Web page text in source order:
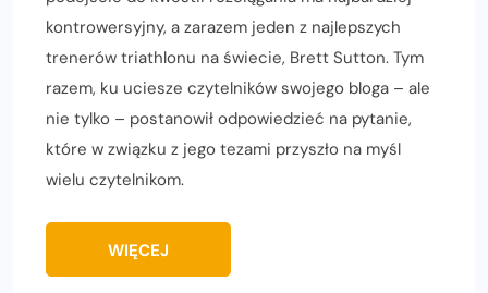
kontrowersyjny, a zarazem jeden z najlepszych
trenerów triathlonu na świecie, Brett Sutton. Tym
razem, ku uciesze czytelników swojego bloga – ale
nie tylko – postanowił odpowiedzieć na pytanie,
które w związku z jego tezami przyszło na myśl
wielu czytelnikom.
WIĘCEJ